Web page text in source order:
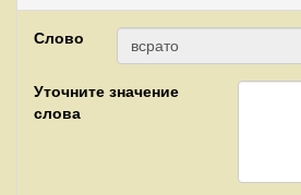
Слово
Уточните значение
слова